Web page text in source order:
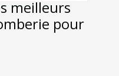
meilleurs
pour